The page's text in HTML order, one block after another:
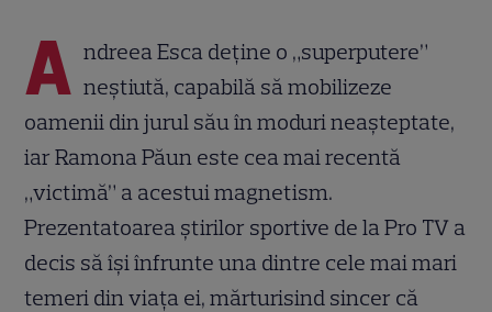
A ndreea Esca deține o „superputere”
neștiută, capabilă să mobilizeze
oamenii din jurul său în moduri neașteptate,
iar Ramona Păun este cea mai recentă
„victimă” a acestui magnetism.
Prezentatoarea știrilor sportive de la Pro TV a
decis să își înfrunte una dintre cele mai mari
temeri din viața ei, mărturisind sincer că